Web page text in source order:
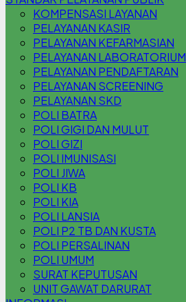
KOMPENSASI LAYANAN
PELAYANAN KASIR
PELAYANAN KEFARMASIAN
PELAYANAN LABORATORIUM
PELAYANAN PENDAFTARAN
PELAYANAN SCREENING
PELAYANAN SKD
POLI BATRA
POLI GIGI DAN MULUT
POLI GIZI
POLI IMUNISASI
POLI JIWA
POLI KB
POLI KIA
POLI LANSIA
POLI P2 TB DAN KUSTA
POLI PERSALINAN
POLI UMUM
SURAT KEPUTUSAN
UNIT GAWAT DARURAT